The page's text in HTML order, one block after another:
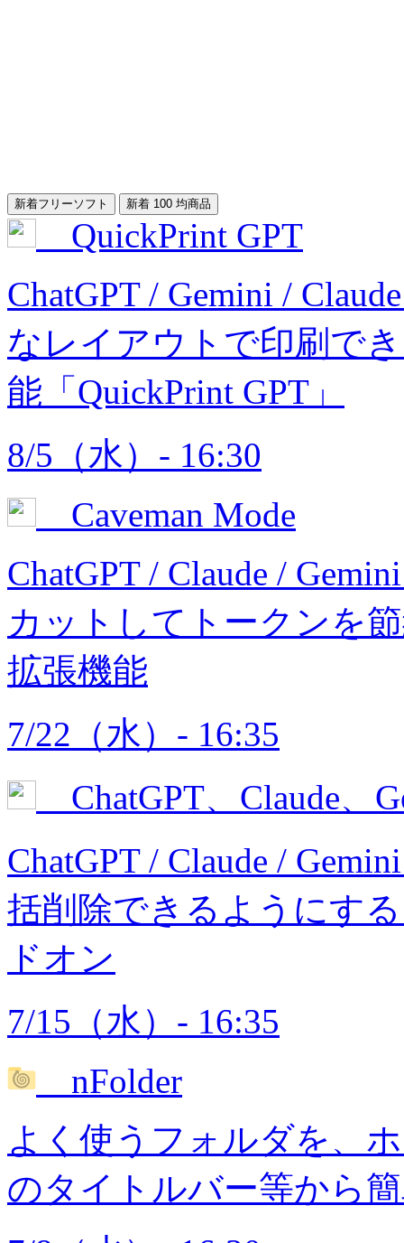
新着フリーソフト 新着 100 均商品
QuickPrint GPT
ChatGPT / Gemini /
なレイアウトで印刷で
能「QuickPrint GPT」
8/5（水）- 16:30
Caveman Mode
ChatGPT / Claude /
カットしてトークンを
拡張機能
7/22（水）- 16:35
ChatGPT、Claude
ChatGPT / Claude /
括削除できるようにす
ドオン
7/15（水）- 16:35
nFolder
よく使うフォルダを、
のタイトルバー等から